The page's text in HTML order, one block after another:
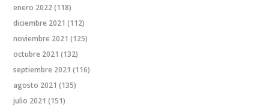
enero 2022(118)
diciembre 2021 (112)
noviembre 2021 (125)
octubre 2021 (132)
septiembre 2021 (116)
agosto 2021 (135)
julio 2021 (151)